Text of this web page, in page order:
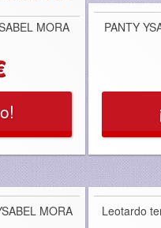
MORA
PANTY
MORA
Leotardo